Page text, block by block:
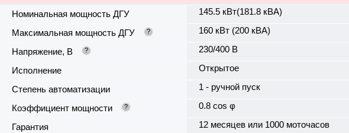
Номинальная мощность ДГУ
145.5 кВт(181.8 кВА)
Максимальная мощность ДГУ ? 160 кВт (200 кВА)
Напряжение, В ? 230/400 В
Исполнение Открытое
Степень автоматизации 1 - ручной пуск
Коэффициент мощности ? 0.8 cos φ
Гарантия 12 месяцев или 1000 моточасов